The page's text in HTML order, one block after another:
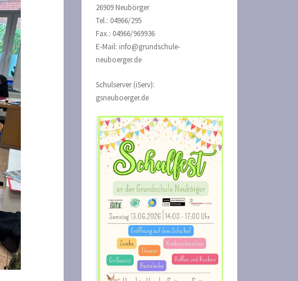
26909 Neubörger
Tel.: 04966/295
Fax.: 04966/969936
E-Mail: info@grundschule-
neuboerger.de
Schulserver (iServ):
gsneuboerger.de